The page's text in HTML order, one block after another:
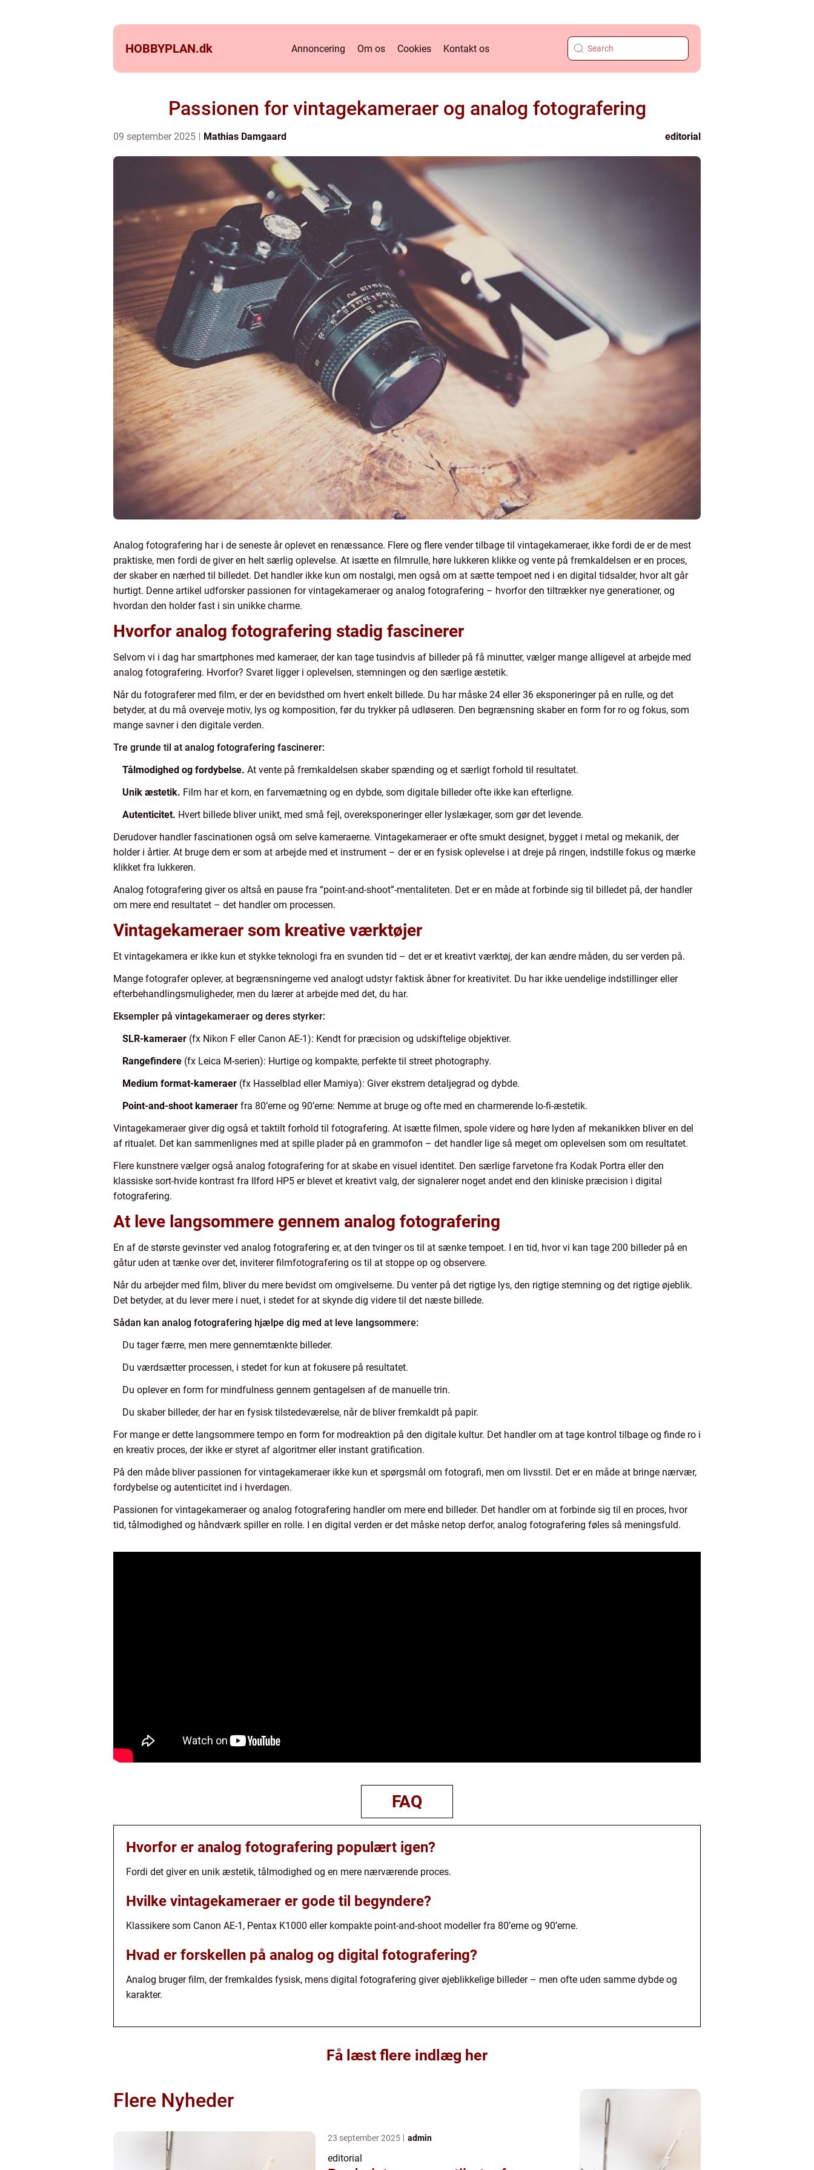
HOBBYPLAN.dk Annoncering Om os Cookies Kontakt os
Passionen for vintagekameraer og analog fotografering
09 september 2025 Mathias Damgaard editorial
Analog fotografering har i de seneste år oplevet en renæssance. Flere og flere vender tilbage til vintagekameraer, ikke fordi de er de mest
praktiske, men fordi de giver en helt særlig oplevelse. At isætte en filmrulle, høre lukkeren klikke og vente på fremkaldelsen er en proces,
der skaber en nærhed til billedet. Det handler ikke kun om nostalgi, men også om at sætte tempoet ned i en digital tidsalder, hvor alt går
hurtigt. Denne artikel udforsker passionen for vintagekameraer og analog fotografering – hvorfor den tiltrækker nye generationer, og
hvordan den holder fast i sin unikke charme.
Hvorfor analog fotografering stadig fascinerer
Selvom vi i dag har smartphones med kameraer, der kan tage tusindvis af billeder på få minutter, vælger mange alligevel at arbejde med
analog fotografering. Hvorfor? Svaret ligger i oplevelsen, stemningen og den særlige æstetik.
Når du fotograferer med film, er der en bevidsthed om hvert enkelt billede. Du har måske 24 eller 36 eksponeringer på en rulle, og det
betyder, at du må overveje motiv, lys og komposition, før du trykker på udløseren. Den begrænsning skaber en form for ro og fokus, som
mange savner i den digitale verden.
Tre grunde til at analog fotografering fascinerer:
Tålmodighed og fordybelse. At vente på fremkaldelsen skaber spænding og et særligt forhold til resultatet.
Unik æstetik. Film har et korn, en farvemætning og en dybde, som digitale billeder ofte ikke kan efterligne.
Autenticitet. Hvert billede bliver unikt, med små fejl, overeksponeringer eller lyslækager, som gør det levende.
Derudover handler fascinationen også om selve kameraerne. Vintagekameraer er ofte smukt designet, bygget i metal og mekanik, der
holder i årtier. At bruge dem er som at arbejde med et instrument – der er en fysisk oplevelse i at dreje på ringen, indstille fokus og mærke
klikket fra lukkeren.
Analog fotografering giver os altså en pause fra “point-and-shoot”-mentaliteten. Det er en måde at forbinde sig til billedet på, der handler
om mere end resultatet – det handler om processen.
Vintagekameraer som kreative værktøjer
Et vintagekamera er ikke kun et stykke teknologi fra en svunden tid – det er et kreativt værktøj, der kan ændre måden, du ser verden på.
Mange fotografer oplever, at begrænsningerne ved analogt udstyr faktisk åbner for kreativitet. Du har ikke uendelige indstillinger eller
efterbehandlingsmuligheder, men du lærer at arbejde med det, du har.
Eksempler på vintagekameraer og deres styrker:
SLR-kameraer (fx Nikon F eller Canon AE-1): Kendt for præcision og udskiftelige objektiver.
Rangefindere (fx Leica M-serien): Hurtige og kompakte, perfekte til street photography.
Medium format-kameraer (fx Hasselblad eller Mamiya): Giver ekstrem detaljegrad og dybde.
Point-and-shoot kameraer fra 80’erne og 90’erne: Nemme at bruge og ofte med en charmerende lo-fi-æstetik.
Vintagekameraer giver dig også et taktilt forhold til fotografering. At isætte filmen, spole videre og høre lyden af mekanikken bliver en del
af ritualet. Det kan sammenlignes med at spille plader på en grammofon – det handler lige så meget om oplevelsen som om resultatet.
Flere kunstnere vælger også analog fotografering for at skabe en visuel identitet. Den særlige farvetone fra Kodak Portra eller den
klassiske sort-hvide kontrast fra Ilford HP5 er blevet et kreativt valg, der signalerer noget andet end den kliniske præcision i digital
fotografering.
At leve langsommere gennem analog fotografering
En af de største gevinster ved analog fotografering er, at den tvinger os til at sænke tempoet. I en tid, hvor vi kan tage 200 billeder på en
gåtur uden at tænke over det, inviterer filmfotografering os til at stoppe op og observere.
Når du arbejder med film, bliver du mere bevidst om omgivelserne. Du venter på det rigtige lys, den rigtige stemning og det rigtige øjeblik.
Det betyder, at du lever mere i nuet, i stedet for at skynde dig videre til det næste billede.
Sådan kan analog fotografering hjælpe dig med at leve langsommere:
Du tager færre, men mere gennemtænkte billeder.
Du værdsætter processen, i stedet for kun at fokusere på resultatet.
Du oplever en form for mindfulness gennem gentagelsen af de manuelle trin.
Du skaber billeder, der har en fysisk tilstedeværelse, når de bliver fremkaldt på papir.
For mange er dette langsommere tempo en form for modreaktion på den digitale kultur. Det handler om at tage kontrol tilbage og finde ro i
en kreativ proces, der ikke er styret af algoritmer eller instant gratification.
På den måde bliver passionen for vintagekameraer ikke kun et spørgsmål om fotografi, men om livsstil. Det er en måde at bringe nærvær,
fordybelse og autenticitet ind i hverdagen.
Passionen for vintagekameraer og analog fotografering handler om mere end billeder. Det handler om at forbinde sig til en proces, hvor
tid, tålmodighed og håndværk spiller en rolle. I en digital verden er det måske netop derfor, analog fotografering føles så meningsfuld.
FAQ
Hvorfor er analog fotografering populært igen?
Fordi det giver en unik æstetik, tålmodighed og en mere nærværende proces.
Hvilke vintagekameraer er gode til begyndere?
Klassikere som Canon AE-1, Pentax K1000 eller kompakte point-and-shoot modeller fra 80’erne og 90’erne.
Hvad er forskellen på analog og digital fotografering?
Analog bruger film, der fremkaldes fysisk, mens digital fotografering giver øjeblikkelige billeder – men ofte uden samme dybde og
karakter.
Få læst flere indlæg her
Flere Nyheder
23 september 2025 admin
editorial